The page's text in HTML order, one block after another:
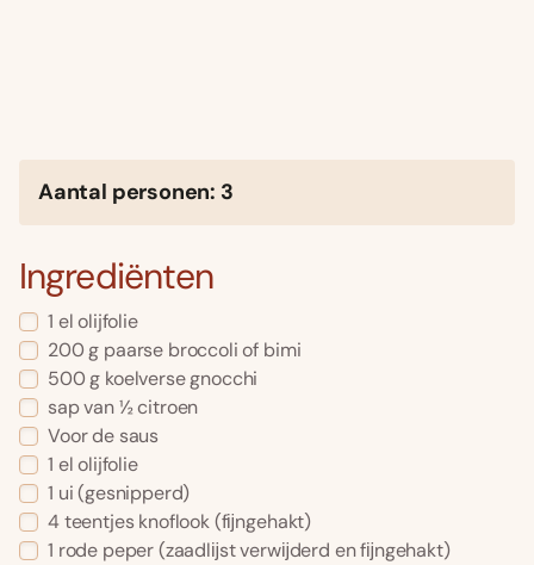
Aantal personen: 3
Ingrediënten
1 el olijfolie
200 g paarse broccoli of bimi
500 g koelverse gnocchi
sap van ½ citroen
Voor de saus
1 el olijfolie
1 ui (gesnipperd)
4 teentjes knoflook (fĳngehakt)
1 rode peper (zaadlĳst verwĳderd en fĳngehakt)